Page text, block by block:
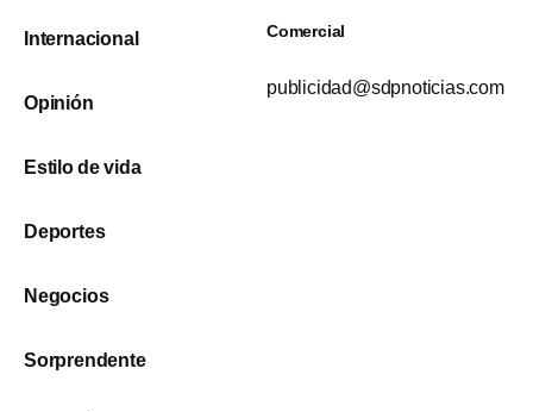
Internacional
Opinión
Estilo de vida
Deportes
Negocios
Sorprendente
Comercial
publicidad@sdpnoticias.com